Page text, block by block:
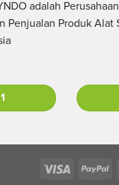
adalah
Penjualan Produk Alat